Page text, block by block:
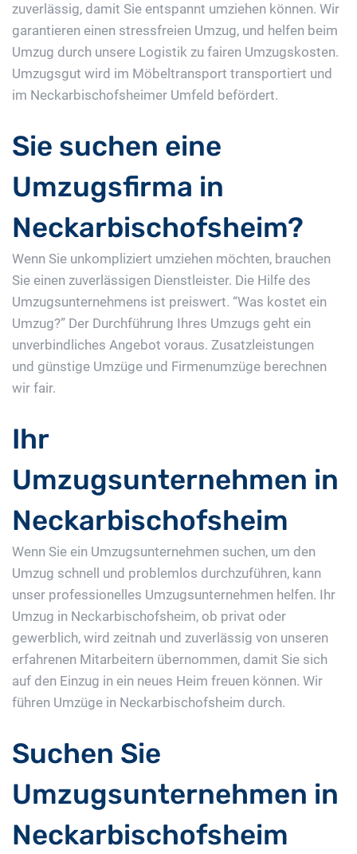
zuverlässig, damit Sie entspannt umziehen können. Wir
garantieren einen stressfreien Umzug, und helfen beim
Umzug durch unsere Logistik zu fairen Umzugskosten.
Umzugsgut wird im Möbeltransport transportiert und
im Neckarbischofsheimer Umfeld befördert.
Sie suchen eine
Umzugsfirma in
Neckarbischofsheim?
Wenn Sie unkompliziert umziehen möchten, brauchen
Sie einen zuverlässigen Dienstleister. Die Hilfe des
Umzugsunternehmens ist preiswert. “Was kostet ein
Umzug?” Der Durchführung Ihres Umzugs geht ein
unverbindliches Angebot voraus. Zusatzleistungen
und günstige Umzüge und Firmenumzüge berechnen
wir fair.
Ihr
Umzugsunternehmen in
Neckarbischofsheim
Wenn Sie ein Umzugsunternehmen suchen, um den
Umzug schnell und problemlos durchzuführen, kann
unser professionelles Umzugsunternehmen helfen. Ihr
Umzug in Neckarbischofsheim, ob privat oder
gewerblich, wird zeitnah und zuverlässig von unseren
erfahrenen Mitarbeitern übernommen, damit Sie sich
auf den Einzug in ein neues Heim freuen können. Wir
führen Umzüge in Neckarbischofsheim durch.
Suchen Sie
Umzugsunternehmen in
Neckarbischofsheim